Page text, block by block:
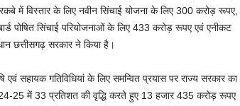
में विस्तार के लिए नवीन सिंचाई योजना के लिए 300 करोड़ रूपए,
पोषित सिंचाई परियोजनाओं के लिए 433 करोड़ रूपए एवं एनीकट
छत्तीसगढ़ सरकार ने किया है।
एवं सहायक गतिविधियां के लिए समन्वित प्रयास पर राज्य सरकार का
25 में 33 प्रतिशत की वृद्धि करते हुए 13 हजार 435 करोड़ रूपए